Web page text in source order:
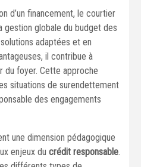
d’un financement, le courtier
gestion globale du budget des
adaptées et en
il contribue à
du foyer. Cette approche
situations de surendettement
des engagements
une dimension pédagogique
enjeux du crédit responsable.